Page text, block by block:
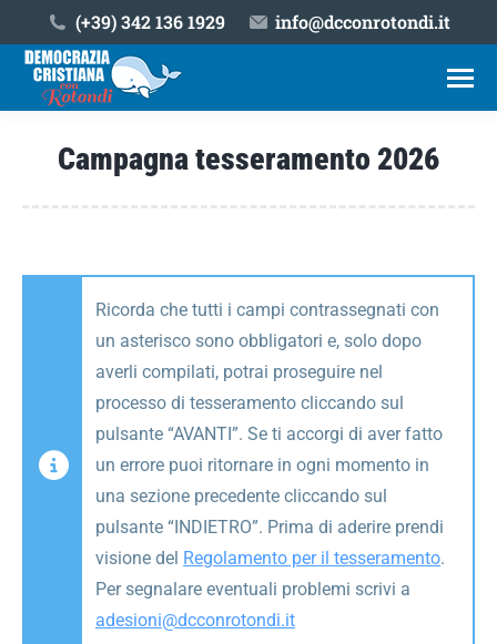
(+39) ‎342 136 1929 info@dcconrotondi.it
Campagna tesseramento 2026
Ricorda che tutti i campi contrassegnati con
un asterisco sono obbligatori e, solo dopo
averli compilati, potrai proseguire nel
processo di tesseramento cliccando sul
pulsante “AVANTI”. Se ti accorgi di aver fatto
un errore puoi ritornare in ogni momento in
una sezione precedente cliccando sul
pulsante “INDIETRO”. Prima di aderire prendi
visione del Regolamento per il tesseramento.
Per segnalare eventuali problemi scrivi a
adesioni@dcconrotondi.it